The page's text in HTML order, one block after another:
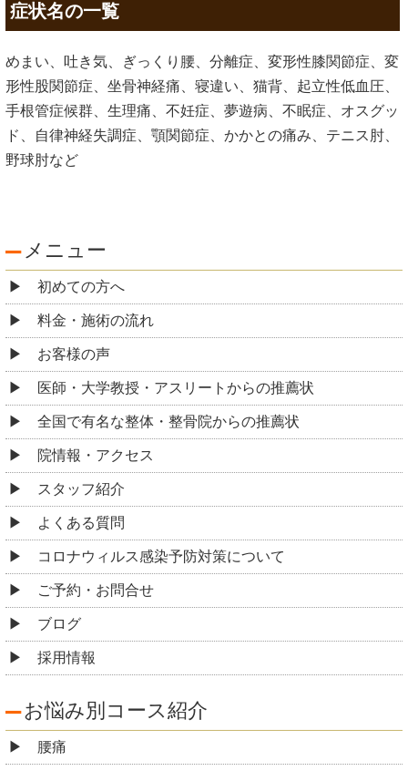
症状名の一覧
めまい、吐き気、ぎっくり腰、分離症、変形性膝関節症、変
形性股関節症、坐骨神経痛、寝違い、猫背、起立性低血圧、
手根管症候群、生理痛、不妊症、夢遊病、不眠症、オスグッ
ド、自律神経失調症、顎関節症、かかとの痛み、テニス肘、
野球肘など
メニュー
初めての方へ
料金・施術の流れ
お客様の声
医師・大学教授・アスリートからの推薦状
全国で有名な整体・整骨院からの推薦状
院情報・アクセス
スタッフ紹介
よくある質問
コロナウィルス感染予防対策について
ご予約・お問合せ
ブログ
採用情報
お悩み別コース紹介
腰痛